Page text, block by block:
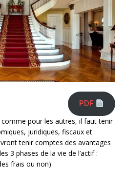
PDF
pour les autres, il faut tenir
juridiques, fiscaux et
tenir comptes des avantages
3 phases de la vie de l’actif :
frais ou non)